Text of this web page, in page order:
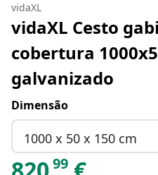
vidaXL
vidaXL Cesto
cobertura
galvanizado
Dimensão
1000 x 50 x 150 cm
99